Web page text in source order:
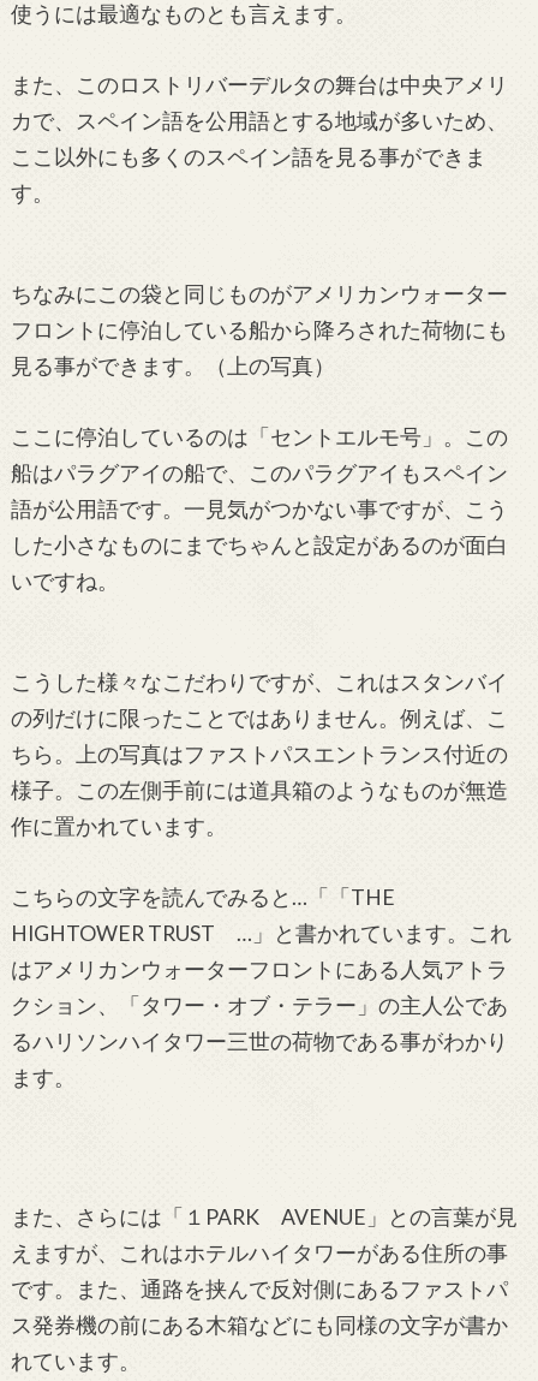
使うには最適なものとも言えます。
また、このロストリバーデルタの舞台は中央アメリ
カで、スペイン語を公用語とする地域が多いため、
ここ以外にも多くのスペイン語を見る事ができま
す。
ちなみにこの袋と同じものがアメリカンウォーター
フロントに停泊している船から降ろされた荷物にも
見る事ができます。（上の写真）
ここに停泊しているのは「セントエルモ号」。この
船はパラグアイの船で、このパラグアイもスペイン
語が公用語です。一見気がつかない事ですが、こう
した小さなものにまでちゃんと設定があるのが面白
いですね。
こうした様々なこだわりですが、これはスタンバイ
の列だけに限ったことではありません。例えば、こ
ちら。上の写真はファストパスエントランス付近の
様子。この左側手前には道具箱のようなものが無造
作に置かれています。
こちらの文字を読んでみると…「「THE
HIGHTOWER TRUST …」と書かれています。これ
はアメリカンウォーターフロントにある人気アトラ
クション、「タワー・オブ・テラー」の主人公であ
るハリソンハイタワー三世の荷物である事がわかり
ます。
また、さらには「１PARK AVENUE」との言葉が見
えますが、これはホテルハイタワーがある住所の事
です。また、通路を挟んで反対側にあるファストパ
ス発券機の前にある木箱などにも同様の文字が書か
れています。